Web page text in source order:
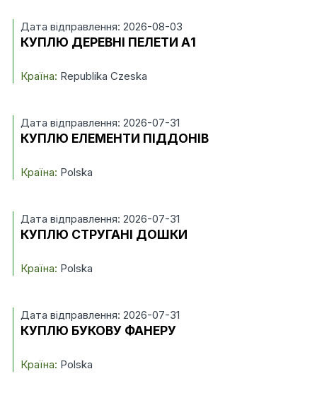
Дата відправлення: 2026-08-03
КУПЛЮ ДЕРЕВНІ ПЕЛЕТИ А1
Країна: Republika Czeska
Дата відправлення: 2026-07-31
КУПЛЮ ЕЛЕМЕНТИ ПІДДОНІВ
Країна: Polska
Дата відправлення: 2026-07-31
КУПЛЮ СТРУГАНІ ДОШКИ
Країна: Polska
Дата відправлення: 2026-07-31
КУПЛЮ БУКОВУ ФАНЕРУ
Країна: Polska